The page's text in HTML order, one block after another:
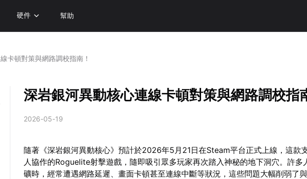
硬件 幫助
卡頓對策與網路調校指南！
深岩銀河異動核心連線卡頓對策與網路調校指
2026-05-19
隨著《深岩銀河異動核心》預計於2026年5月21日在Steam平台正式上線，這款
人協作的Roguelite射擊遊戲，隨即吸引眾多玩家再次踏入神秘的地下洞穴。許多
礦時，經常遭遇網路延遲、畫面卡頓甚至連線中斷等狀況，這些問題大幅削弱了